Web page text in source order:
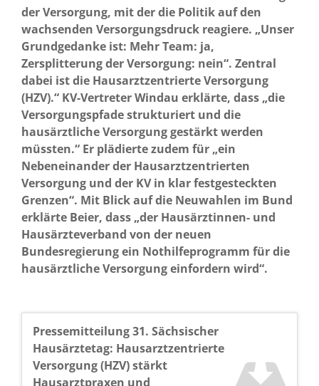
der Versorgung, mit der die Politik auf den
wachsenden Versorgungsdruck reagiere. „Unser
Grundgedanke ist: Mehr Team: ja,
Zersplitterung der Versorgung: nein“. Zentral
dabei ist die Hausarztzentrierte Versorgung
(HZV).“ KV-Vertreter Windau erklärte, dass „die
Versorgungspfade strukturiert und die
hausärztliche Versorgung gestärkt werden
müssten.“ Er plädierte zudem für „ein
Nebeneinander der Hausarztzentrierten
Versorgung und der KV in klar festgesteckten
Grenzen“. Mit Blick auf die Neuwahlen im Bund
erklärte Beier, dass „der Hausärztinnen- und
Hausärzteverband von der neuen
Bundesregierung ein Nothilfeprogramm für die
hausärztliche Versorgung einfordern wird“.
Pressemitteilung 31. Sächsischer
Hausärztetag: Hausarztzentrierte
Versorgung (HZV) stärkt
Hausarztpraxen und